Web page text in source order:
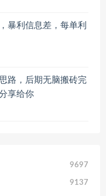
暴利信息差，每单利
路，后期无脑搬砖完
享给你
9697
9137